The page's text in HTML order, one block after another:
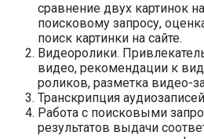
сравнение двух картинок
поисковому запросу,
поиск картинки на сайте.
Видеоролики.
видео, рекомендации к
роликов, разметка видео-
Транскрипция
Работа с поисковыми
результатов выдачи